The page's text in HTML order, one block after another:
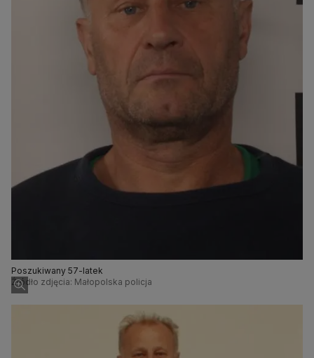
Poszukiwany 57-latek
Źródło zdjęcia: Małopolska policja